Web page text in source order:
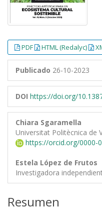
PDF HTML (Redalyc)
Publicado 26-10-2023
DOI https://doi.org/
Chiara Sgaramella
Universitat Politècnica de
https://orcid.org/0000-
Estela López de Frutos
Investigadora
Resumen